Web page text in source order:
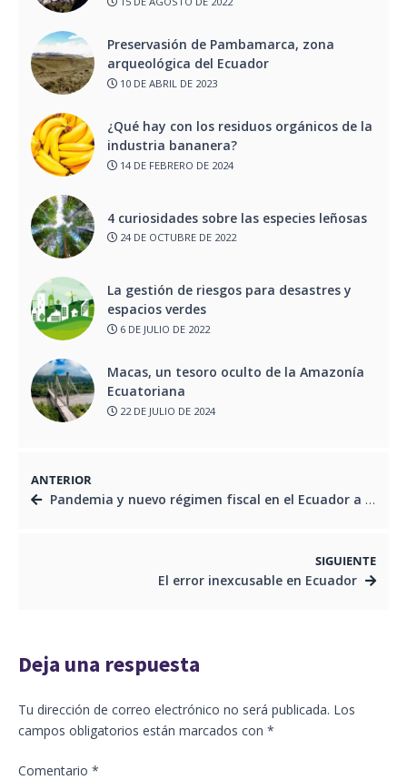
Preservasión de Pambamarca, zona
arqueológica del Ecuador
10 DE ABRIL DE 2023
¿Qué hay con los residuos orgánicos de la
industria bananera?
14 DE FEBRERO DE 2024
4 curiosidades sobre las especies leñosas
24 DE OCTUBRE DE 2022
La gestión de riesgos para desastres y
espacios verdes
6 DE JULIO DE 2022
Macas, un tesoro oculto de la Amazonía
Ecuatoriana
22 DE JULIO DE 2024
ANTERIOR
Pandemia y nuevo régimen fiscal en el Ecuador a partir de 2020
SIGUIENTE
El error inexcusable en Ecuador
Deja una respuesta
Tu dirección de correo electrónico no será publicada. Los
campos obligatorios están marcados con *
Comentario *